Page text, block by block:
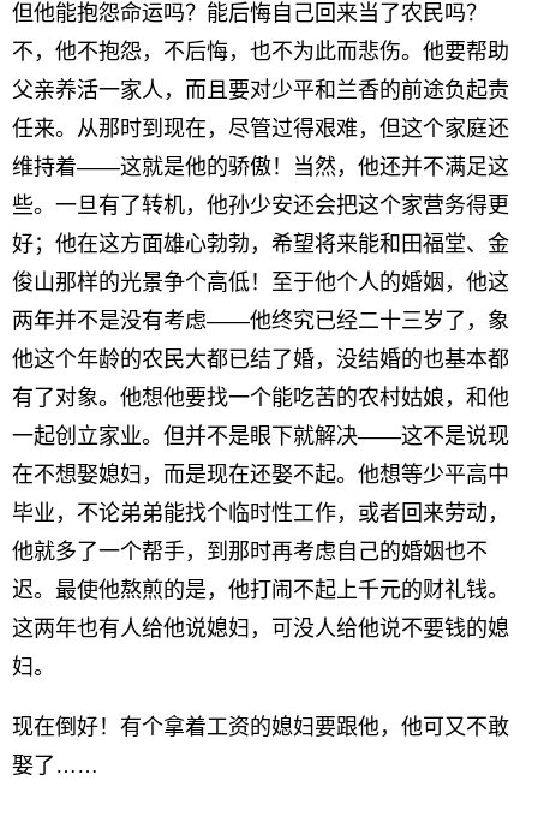
但他能抱怨命运吗？能后悔自己回来当了农民吗？
不，他不抱怨，不后悔，也不为此而悲伤。他要帮助
父亲养活一家人，而且要对少平和兰香的前途负起责
任来。从那时到现在，尽管过得艰难，但这个家庭还
维持着——这就是他的骄傲！当然，他还并不满足这
些。一旦有了转机，他孙少安还会把这个家营务得更
好；他在这方面雄心勃勃，希望将来能和田福堂、金
俊山那样的光景争个高低！至于他个人的婚姻，他这
两年并不是没有考虑——他终究已经二十三岁了，象
他这个年龄的农民大都已结了婚，没结婚的也基本都
有了对象。他想他要找一个能吃苦的农村姑娘，和他
一起创立家业。但并不是眼下就解决——这不是说现
在不想娶媳妇，而是现在还娶不起。他想等少平高中
毕业，不论弟弟能找个临时性工作，或者回来劳动，
他就多了一个帮手，到那时再考虑自己的婚姻也不
迟。最使他熬煎的是，他打闹不起上千元的财礼钱。
这两年也有人给他说媳妇，可没人给他说不要钱的媳
妇。
现在倒好！有个拿着工资的媳妇要跟他，他可又不敢
娶了……